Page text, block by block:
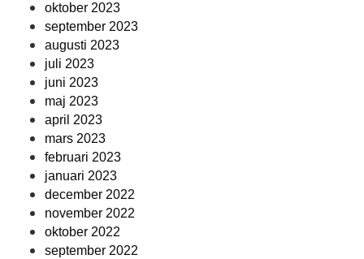
oktober 2023
september 2023
augusti 2023
juli 2023
juni 2023
maj 2023
april 2023
mars 2023
februari 2023
januari 2023
december 2022
november 2022
oktober 2022
september 2022